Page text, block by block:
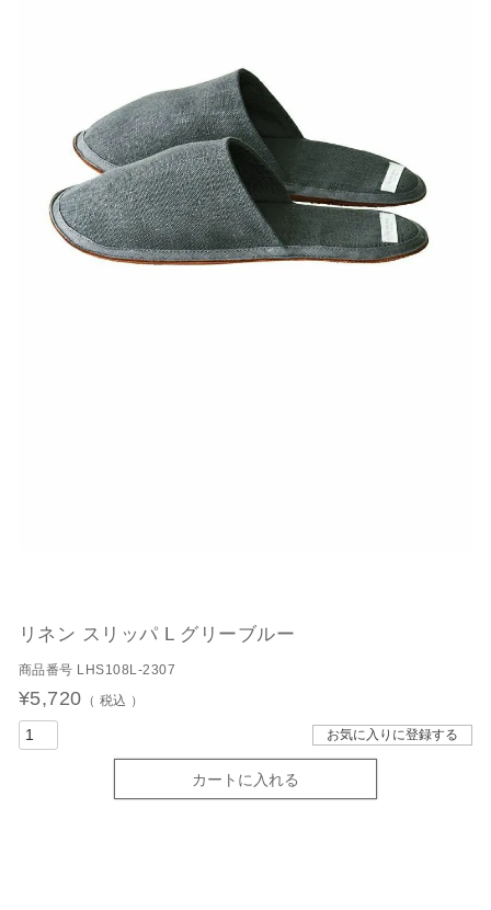
リネン スリッパ L グリーブルー
商品番号 LHS108L-2307
¥5,720 税込
お気に入りに登録する
カートに入れる